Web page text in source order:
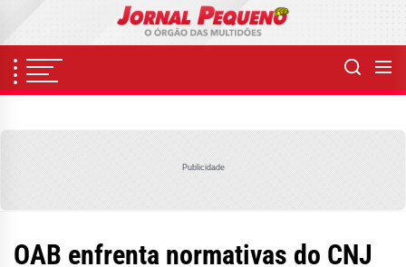
content
Publicidade
OAB enfrenta normativas do CNJ